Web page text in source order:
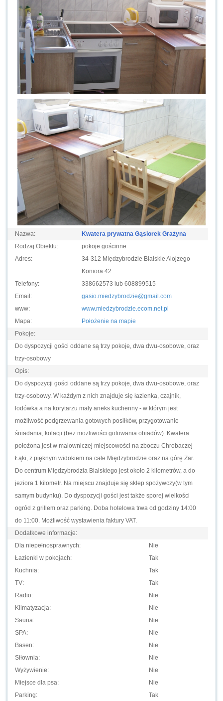
Nazwa:
Kwatera prywatna Gąsiorek Grażyna
Rodzaj Obiektu:
pokoje gościnne
Adres:
34-312 Międzybrodzie Bialskie Alojzego
Koniora 42
Telefony:
338662573 lub 608899515
Email:
gasio.miedzybrodzie@gmail.com
www:
www.miedzybrodzie.ecom.net.pl
Mapa:
Położenie na mapie
Pokoje:
Do dyspozycji gości oddane są trzy pokoje, dwa dwu-osobowe, oraz
trzy-osobowy
Opis:
Do dyspozycji gości oddane są trzy pokoje, dwa dwu-osobowe, oraz
trzy-osobowy. W każdym z nich znajduje się łazienka, czajnik,
lodówka a na korytarzu mały aneks kuchenny - w którym jest
możliwość podgrzewania gotowych posiłków, przygotowanie
śniadania, kolacji (bez możliwości gotowania obiadów). Kwatera
położona jest w malowniczej miejscowości na zboczu Chrobaczej
Łąki, z pięknym widokiem na całe Międzybrodzie oraz na górę Żar.
Do centrum Międzybrodzia Bialskiego jest około 2 kilometrów, a do
jeziora 1 kilometr. Na miejscu znajduje się sklep spożywczy(w tym
samym budynku). Do dyspozycji gości jest także sporej wielkości
ogród z grillem oraz parking. Doba hotelowa trwa od godziny 14:00
do 11:00. Możliwość wystawienia faktury VAT.
Dodatkowe informacje:
Dla niepełnosprawnych:
Nie
Łazienki w pokojach:
Tak
Kuchnia:
Tak
TV:
Tak
Radio:
Nie
Klimatyzacja:
Nie
Sauna:
Nie
SPA:
Nie
Basen:
Nie
Siłownia:
Nie
Wyżywienie:
Nie
Miejsce dla psa:
Nie
Parking:
Tak